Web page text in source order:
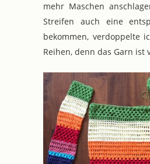
mehr Maschen
Streifen auch eine
bekommen, verdoppelte
Reihen, denn das Garn ist